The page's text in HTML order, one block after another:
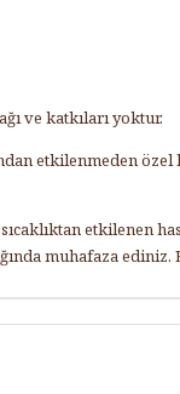
ve katkıları yoktur.
etkilenmeden
etkilenen
muhafaza ediniz.